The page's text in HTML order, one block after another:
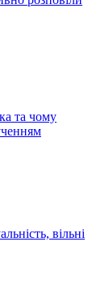
та чому
вільні